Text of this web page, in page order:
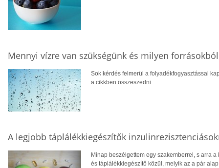
Mennyi vízre van szükségünk és milyen
Sok kérdés felmerül a folyadékfogyasztással
a cikkben összeszedni.
A legjobb táplálékkiegészítők
Minap beszélgettem egy szakemberrel, s arra
és táplálékkiegészítő közül, melyik az a pár